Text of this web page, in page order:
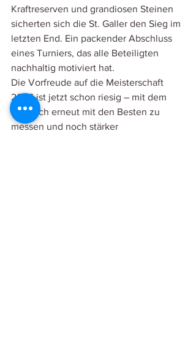
Kraftreserven und grandiosen Steinen
sicherten sich die St. Galler den Sieg im
letzten End. Ein packender Abschluss
eines Turniers, das alle Beteiligten
nachhaltig motiviert hat.
Die Vorfreude auf die Meisterschaft
2026 ist jetzt schon riesig – mit dem
Ziel, sich erneut mit den Besten zu
messen und noch stärker